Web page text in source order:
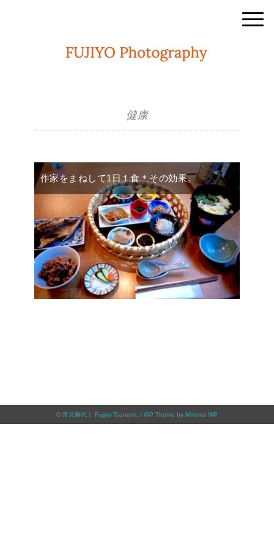
健康
作家をまねして1日１食＊その効果。
© 常見藤代｜ Fujiyo Tsunemi . / WP Theme by Minimal WP